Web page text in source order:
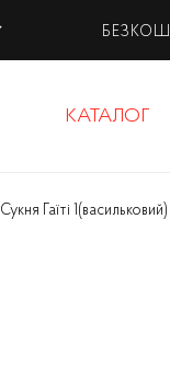
КАТАЛОГ
Сукня Гаїті 1(васильковий)